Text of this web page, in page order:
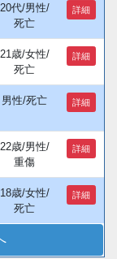
20代/男性/
死亡
詳細
21歳/女性/
死亡
詳細
男性/死亡 詳細
22歳/男性/
重傷
詳細
18歳/女性/
死亡
詳細